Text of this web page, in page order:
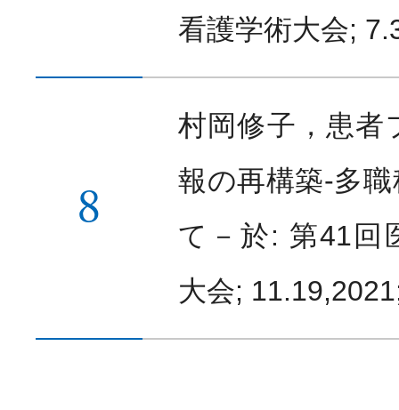
看護学術大会;
8
村岡修子，患者
報の再構築-多
て－於: 第41回
大会;